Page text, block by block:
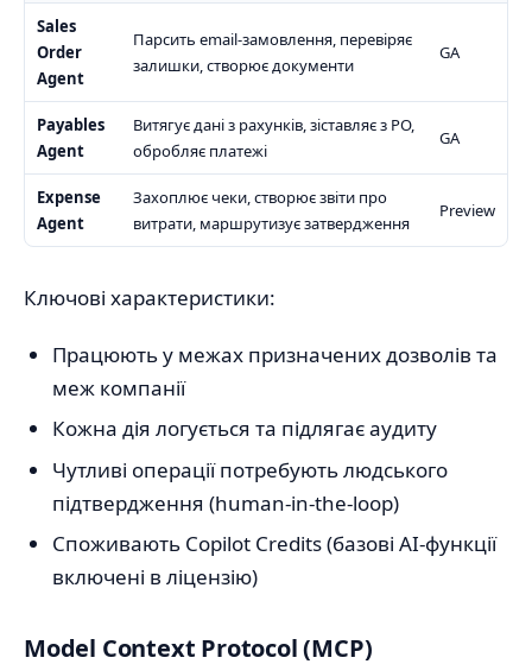
Sales
Order
Agent
Парсить email-замовлення, перевіряє
залишки, створює документи
GA
Payables
Agent
Витягує дані з рахунків, зіставляє з PO,
обробляє платежі
GA
Expense
Agent
Захоплює чеки, створює звіти про
витрати, маршрутизує затвердження
Preview
Ключові характеристики:
Працюють у межах призначених дозволів та
меж компанії
Кожна дія логується та підлягає аудиту
Чутливі операції потребують людського
підтвердження (human-in-the-loop)
Споживають Copilot Credits (базові AI-функції
включені в ліцензію)
Model Context Protocol (MCP)